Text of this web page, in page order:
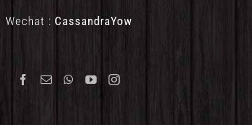
Wechat : CassandraYow